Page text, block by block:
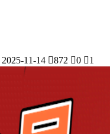
2025-11-14 872 0 1